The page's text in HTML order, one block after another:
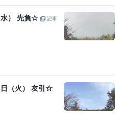
） 先負☆
記事
（火） 友引☆